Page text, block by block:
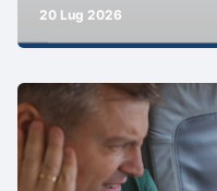
20 Lug 2026